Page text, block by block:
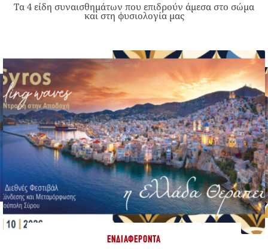
Τα 4 είδη συναισθημάτων που επιδρούν άμεσα στο σώμα
και στη φυσιολογία μας
ΕΝΔΙΑΦΈΡΟΝΤΑ